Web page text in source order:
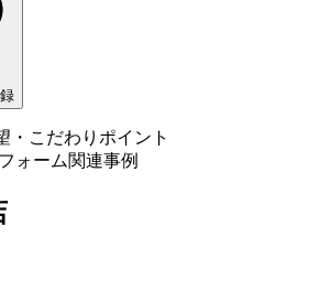
・こだわりポイント
ォーム関連事例